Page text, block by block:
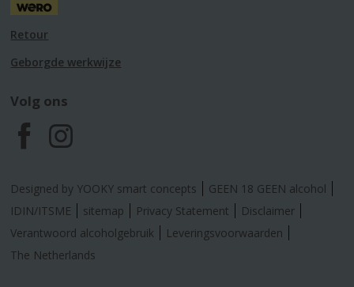
Retour
Geborgde werkwijze
Volg ons
F
a
c
e
I
n
s
t
Designed by YOOKY smart concepts
GEEN 18 GEEN alcohol
IDIN/ITSME
sitemap Privacy Statement
Disclaimer
Verantwoord alcoholgebruik
Leveringsvoorwaarden
The Netherlands